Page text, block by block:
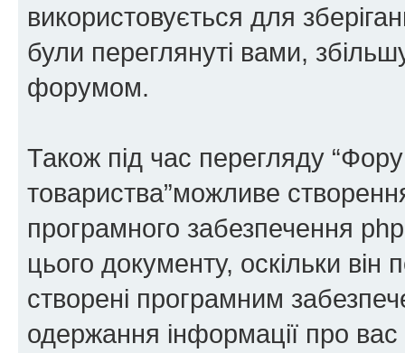
використовується для
були переглянуті вами,
форумом.
Також під час перегляду
товариства”можливе
програмного забезпечення
цього документу, оскільки
створені програмним
одержання інформації про